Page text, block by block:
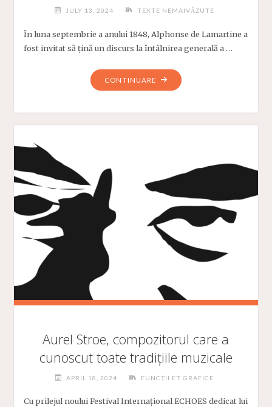
JULY 13, 2024 TEXTE NEMAIVĂZUTE
În luna septembrie a anului 1848, Alphonse de Lamartine a
fost invitat să țină un discurs la întâlnirea generală a …
CONTINUARE
"LAMARTINE:
„EU
PLĂCERILE
EI”"
Aurel Stroe, compozitorul care a
cunoscut toate tradițiile muzicale
APRIL 18, 2024 FUNCȚII ET GRAFICE
Cu prilejul noului Festival Internațional ECHOES dedicat lui